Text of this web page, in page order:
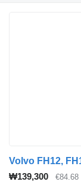
₩139,300 €84.68